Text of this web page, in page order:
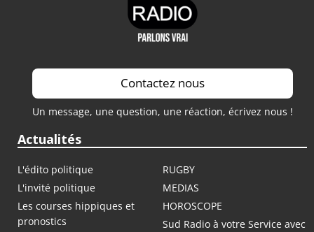
Contactez nous
Un message, une question, une réaction, écrivez nous !
Actualités
L'édito politique
RUGBY
L'invité politique
MEDIAS
Les courses hippiques et
pronostics
HOROSCOPE
Sud Radio à votre Service avec